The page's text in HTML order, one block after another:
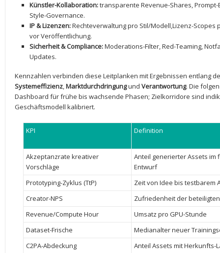
Künstler-Kollaboration:‍transparente Revenue-Shares,
Style-Governance.
IP &​ Lizenzen:Rechteverwaltung pro Stil/Modell,Lizenz-Scopes⁣
vor Veröffentlichung.
Sicherheit & Compliance:Moderations-Filter, Red-Teaming,
Updates.
Kennzahlen verbinden diese Leitplanken mit Ergebnissen​ entlang
Systemeffizienz,Marktdurchdringungund Verantwortung. Die
Dashboard für frühe bis ⁢wachsende Phasen; Zielkorridore sind
Geschäftsmodell kalibriert.
KPI Definition
Akzeptanzrate‍ kreativer
Vorschläge
Anteil generierter⁢ Assets im
Entwurf
Prototyping-Zyklus (TtP)
Zeit von Idee bis testbarem⁢
Creator-NPS
Zufriedenheit der
Revenue/Compute Hour
Umsatz pro GPU-Stunde
Dataset-Frische
Medianalter neuer
C2PA-Abdeckung
Anteil​ Assets mit Herkunfts-